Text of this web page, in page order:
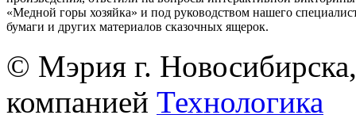
«Медной горы хозяйка» и под руководством нашего
бумаги и других материалов сказочных ящерок.
© Мэрия г.
компанией Технологика